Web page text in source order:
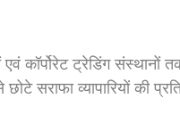
ट्रेडिंग संस्थानों
सराफा व्यापारियों की